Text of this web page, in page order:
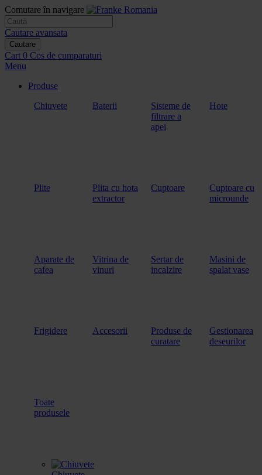
Comutare în navigare
Cautare avansata
Cautare
Cart 0 Cos de cumparaturi
Menu
Produse
Chiuvete
Baterii
Sisteme de
filtrare a
apei
Hote
Plite
Plita cu hota
extractor
Cuptoare
Cuptoare cu
microunde
Aparate de
cafea
Vitrina de
vinuri
Sertar de
incalzire
Masini de
spalat vase
Frigidere Accesorii
Produse de
curatare
Gestionarea
deseurilor
Toate
produsele